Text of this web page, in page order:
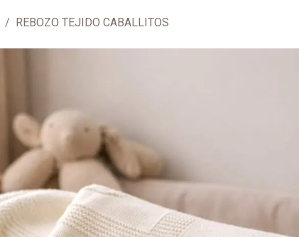
REBOZO TEJIDO CABALLITOS